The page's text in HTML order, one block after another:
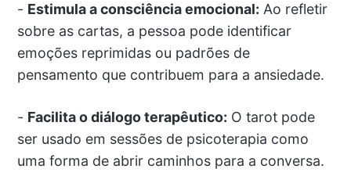
- Estimula a consciência emocional: Ao refletir
sobre as cartas, a pessoa pode identificar
emoções reprimidas ou padrões de
pensamento que contribuem para a ansiedade.
- Facilita o diálogo terapêutico: O tarot pode
ser usado em sessões de psicoterapia como
uma forma de abrir caminhos para a conversa.